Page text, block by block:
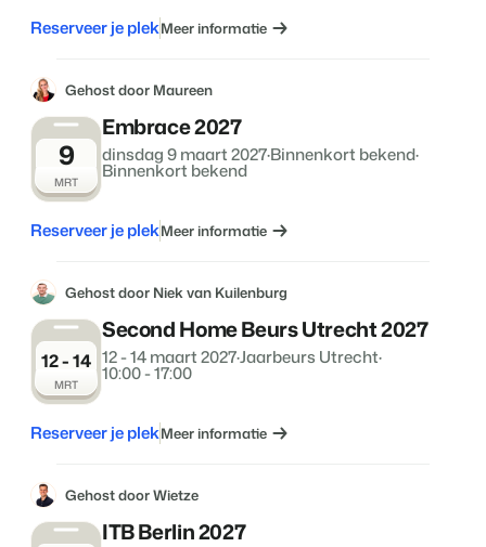
Reserveer je plekMeer informatie
Gehost door Maureen
9
MRT
Embrace 2027
dinsdag 9 maart 2027·Binnenkort bekend·
Binnenkort bekend
Reserveer je plekMeer informatie
Gehost door Niek van Kuilenburg
12 - 14
MRT
Second Home Beurs Utrecht 2027
12 - 14 maart 2027·Jaarbeurs Utrecht·
10:00 - 17:00
Reserveer je plekMeer informatie
Gehost door Wietze
ITB Berlin 2027